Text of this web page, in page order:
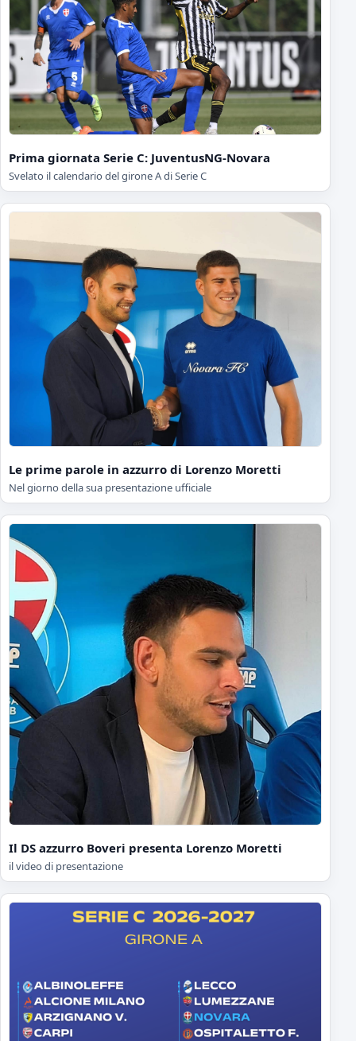
Prima giornata Serie C: JuventusNG-Novara
Svelato il calendario del girone A di Serie C
Le prime parole in azzurro di Lorenzo Moretti
Nel giorno della sua presentazione ufficiale
Il DS azzurro Boveri presenta Lorenzo Moretti
il video di presentazione